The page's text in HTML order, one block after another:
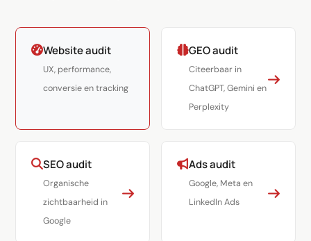
Website audit
UX, performance,
conversie en tracking
GEO audit
Citeerbaar in
ChatGPT, Gemini en
Perplexity
SEO audit
Organische
zichtbaarheid in
Google
Ads audit
Google, Meta en
LinkedIn Ads